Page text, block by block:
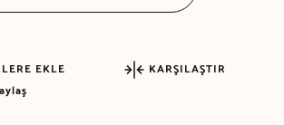
EKLE
KARŞILAŞTIR